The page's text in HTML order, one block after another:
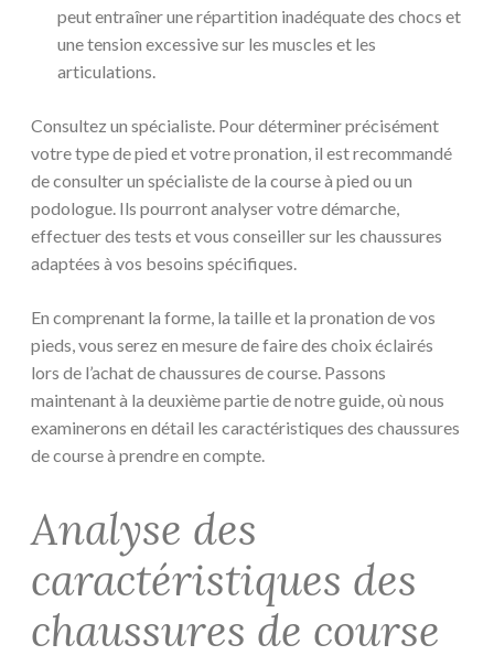
peut entraîner une répartition inadéquate des chocs et
une tension excessive sur les muscles et les
articulations.
Consultez un spécialiste. Pour déterminer précisément
votre type de pied et votre pronation, il est recommandé
de consulter un spécialiste de la course à pied ou un
podologue. Ils pourront analyser votre démarche,
effectuer des tests et vous conseiller sur les chaussures
adaptées à vos besoins spécifiques.
En comprenant la forme, la taille et la pronation de vos
pieds, vous serez en mesure de faire des choix éclairés
lors de l’achat de chaussures de course. Passons
maintenant à la deuxième partie de notre guide, où nous
examinerons en détail les caractéristiques des chaussures
de course à prendre en compte.
Analyse des
caractéristiques des
chaussures de course